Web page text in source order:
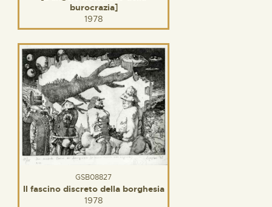
burocrazia]
1978
GSB08827
Il fascino discreto della borghesia
1978